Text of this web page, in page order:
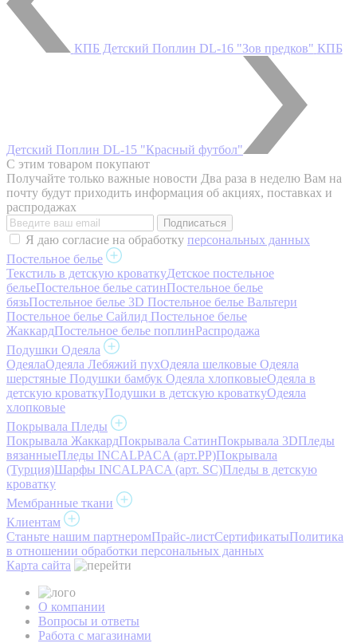
КПБ Детский Поплин DL-16 "Зов предков" КПБ
Детский Поплин DL-15 "Красный футбол"
С этим товаром покупают
Получайте только важные новости Два раза в неделю Вам на
почту будут приходить информация об акциях, поставках и
распродажах
Я даю согласие на обработку персональных данных
Постельное белье
Текстиль в детскую кроваткуДетское постельное
бельеПостельное белье сатинПостельное белье
бязьПостельное белье 3D Постельное белье Вальтери
Постельное белье Сайлид Постельное белье
ЖаккардПостельное белье поплинРаспродажа
Подушки Одеяла
ОдеялаОдеяла Лебяжий пухОдеяла шелковые Одеяла
шерстяные Подушки бамбук Одеяла хлопковыеОдеяла в
детскую кроваткуПодушки в детскую кроваткуОдеяла
хлопковые
Покрывала Пледы
Покрывала ЖаккардПокрывала СатинПокрывала 3DПледы
вязанныеПледы INCALPACA (арт.PP)Покрывала
(Турция)Шарфы INCALPACA (арт. SC)Пледы в детскую
кроватку
Мембранные ткани
Клиентам
Станьте нашим партнеромПрайс-листСертификатыПолитика
в отношении обработки персональных данных
Карта сайта
О компании
Вопросы и ответы
Работа с магазинами